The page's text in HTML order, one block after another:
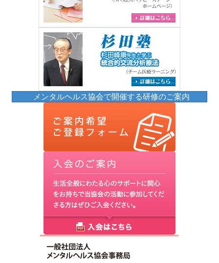
メンタルヘルス協会で開催する研修のご案内
(opens in